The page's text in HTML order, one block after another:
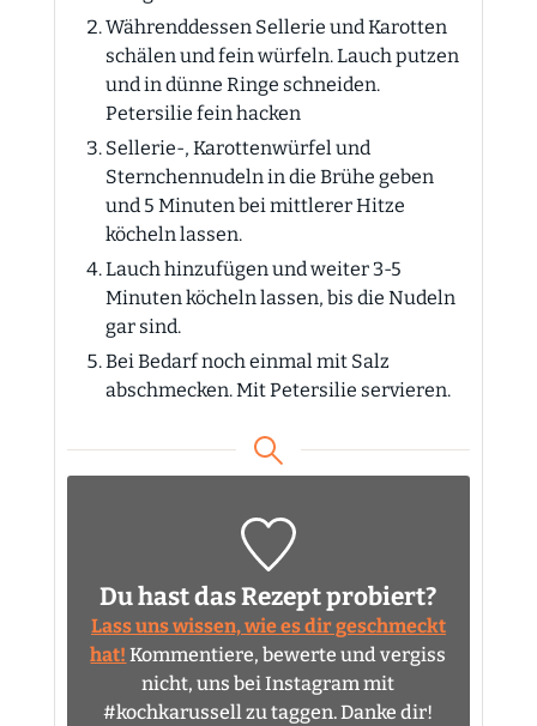
Währenddessen Sellerie und Karotten
schälen und fein würfeln. Lauch putzen
und in dünne Ringe schneiden.
Petersilie fein hacken
Sellerie-, Karottenwürfel und
Sternchennudeln in die Brühe geben
und 5 Minuten bei mittlerer Hitze
köcheln lassen.
Lauch hinzufügen und weiter 3-5
Minuten köcheln lassen, bis die Nudeln
gar sind.
Bei Bedarf noch einmal mit Salz
abschmecken. Mit Petersilie servieren.
Du hast das Rezept probiert?
Lass uns wissen, wie es dir geschmeckt
hat! Kommentiere, bewerte und vergiss
nicht, uns bei Instagram mit
#kochkarussell zu taggen. Danke dir!